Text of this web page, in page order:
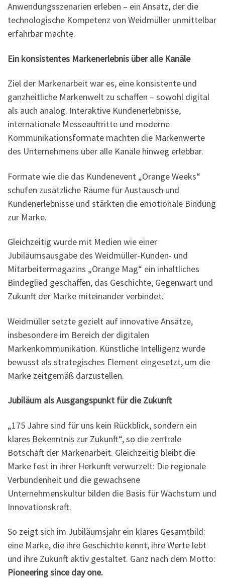
Anwendungsszenarien erleben – ein Ansatz, der die
technologische Kompetenz von Weidmüller unmittelbar
erfahrbar machte.
Ein konsistentes Markenerlebnis über alle Kanäle
Ziel der Markenarbeit war es, eine konsistente und
ganzheitliche Markenwelt zu schaffen – sowohl digital
als auch analog. Interaktive Kundenerlebnisse,
internationale Messeauftritte und moderne
Kommunikationsformate machten die Markenwerte
des Unternehmens über alle Kanäle hinweg erlebbar.
Formate wie die das Kundenevent „Orange Weeks“
schufen zusätzliche Räume für Austausch und
Kundenerlebnisse und stärkten die emotionale Bindung
zur Marke.
Gleichzeitig wurde mit Medien wie einer
Jubiläumsausgabe des Weidmüller-Kunden- und
Mitarbeitermagazins „Orange Mag“ ein inhaltliches
Bindeglied geschaffen, das Geschichte, Gegenwart und
Zukunft der Marke miteinander verbindet.
Weidmüller setzte gezielt auf innovative Ansätze,
insbesondere im Bereich der digitalen
Markenkommunikation. Künstliche Intelligenz wurde
bewusst als strategisches Element eingesetzt, um die
Marke zeitgemäß darzustellen.
Jubiläum als Ausgangspunkt für die Zukunft
„175 Jahre sind für uns kein Rückblick, sondern ein
klares Bekenntnis zur Zukunft“, so die zentrale
Botschaft der Markenarbeit. Gleichzeitig bleibt die
Marke fest in ihrer Herkunft verwurzelt: Die regionale
Verbundenheit und die gewachsene
Unternehmenskultur bilden die Basis für Wachstum und
Innovationskraft.
So zeigt sich im Jubiläumsjahr ein klares Gesamtbild:
eine Marke, die ihre Geschichte kennt, ihre Werte lebt
und ihre Zukunft aktiv gestaltet. Ganz nach dem Motto:
Pioneering since day one.